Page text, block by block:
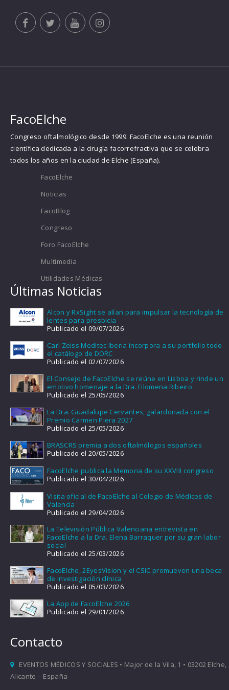
FacoElche
Congreso oftalmológico desde 1999. FacoElche es una reunión
científica dedicada a la cirugía facorrefractiva que se celebra
todos los años en la ciudad de Elche (España).
FacoElche
Noticias
FacoBlog
Congreso
Foro FacoElche
Multimedia
Utilidades Médicas
Últimas Noticias
Alcon y RxSight se alían para impulsar la tecnología de
lentes para presbicia
Publicado el 09/07/2026
Carl Zeiss Meditec Iberia incorpora a su portfolio todo
el catálogo de DORC
Publicado el 02/07/2026
El Consejo de FacoElche se reúne en Lisboa y rinde un
emotivo homenaje a la Dra. Filomena Ribeiro
Publicado el 25/05/2026
La Dra. Guadalupe Cervantes, galardonada con el
Premio Carmen Piera 2027
Publicado el 25/05/2026
BRASCRS premia a dos oftalmólogos españoles
Publicado el 20/05/2026
FacoElche publica la Memoria de su XXVIII congreso
Publicado el 30/04/2026
Visita oficial de FacoElche al Colegio de Médicos de
Valencia
Publicado el 29/04/2026
La Televisión Pública Valenciana entrevista en
FacoElche a la Dra. Elena Barraquer por su gran labor
social
Publicado el 25/03/2026
FacoElche, 2EyesVision y el CSIC promueven una beca
de investigación clínica
Publicado el 05/03/2026
La App de FacoElche 2026
Publicado el 29/01/2026
Contacto
EVENTOS MÉDICOS Y SOCIALES • Major de la Vila, 1 • 03202 Elche,
Alicante – España